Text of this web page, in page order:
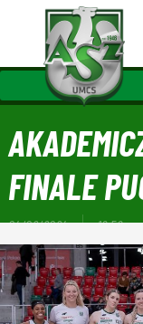
FINALE
04/02/2024 16:56